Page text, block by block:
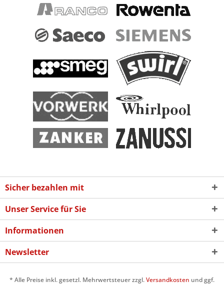
Sicher bezahlen mit
Unser Service für Sie
Informationen
Newsletter
* Alle Preise inkl. gesetzl. Mehrwertsteuer zzgl.Versandkosten und ggf.